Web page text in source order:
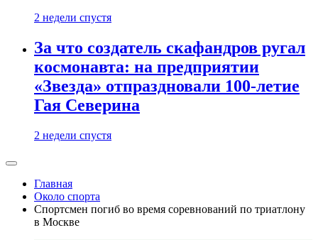
2 недели спустя
За что создатель скафандров ругал
космонавта: на предприятии
«Звезда» отпраздновали 100-летие
Гая Северина
2 недели спустя
Главная
Около спорта
Спортсмен погиб во время соревнований по триатлону
в Москве